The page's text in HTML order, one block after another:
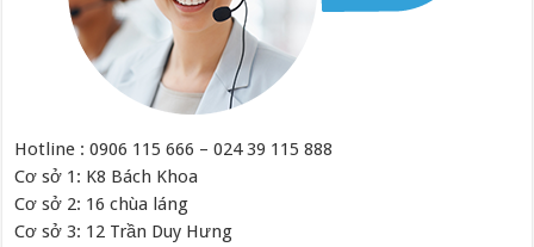
Hotline : 0906 115 666 – 024 39 115 888
Cơ sở 1: K8 Bách Khoa
Cơ sở 2: 16 chùa láng
Cơ sở 3: 12 Trần Duy Hưng